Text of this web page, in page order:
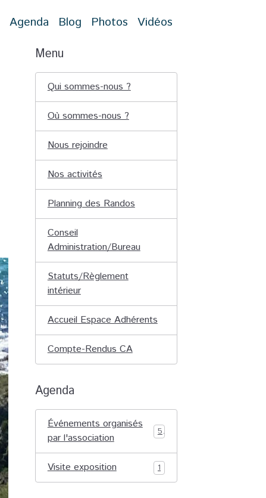
Agenda Blog Photos Vidéos
Menu
Qui sommes-nous ?
Où sommes-nous ?
Nous rejoindre
Nos activités
Planning des Randos
Conseil
Administration/Bureau
Statuts/Règlement
intérieur
Accueil Espace Adhérents
Compte-Rendus CA
Agenda
Événements organisés
par l'association
5
Visite exposition 1